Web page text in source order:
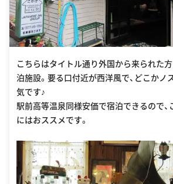
こちらはタイトル通り外国から来られた
泊施設。要る口付近が西洋風で、どこかノ
気です♪
駅前高等温泉同様安価で宿泊できるので
にはおススメです。